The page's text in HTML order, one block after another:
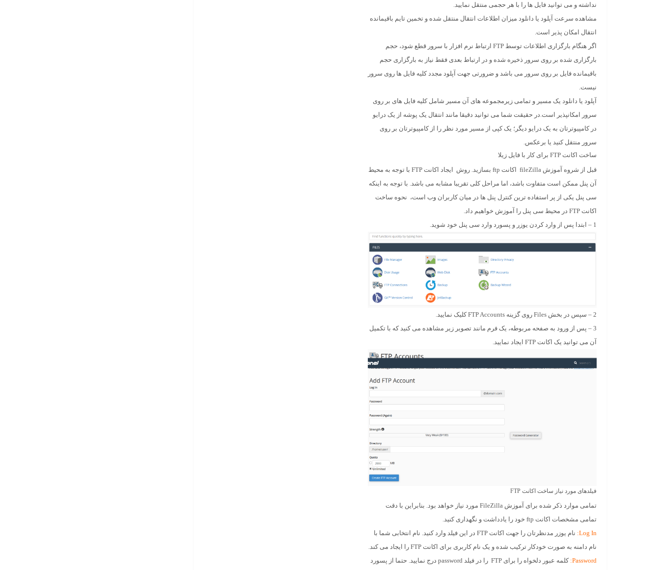
نداشته و می توانید فایل ها را با هر حجمی منتقل نمایید.
مشاهده سرعت آپلود یا دانلود میزان اطلاعات انتقال منتقل شده و تخمین تایم باقیمانده
انتقال امکان پذیر است.
اگر هنگام بارگزاری اطلاعات توسط FTP ارتباط نرم افزار با سرور قطع شود، حجم
بارگزاری شده بر روی سرور ذخیره شده و در ارتباط بعدی فقط نیاز به بارگزاری حجم
باقیمانده فایل بر روی سرور می باشد و ضرورتی جهت آپلود مجدد کلیه فایل ها روی سرور
نیست.
آپلود یا دانلود یک مسیر و تمامی زیرمجموعه های آن مسیر شامل کلیه فایل های بر روی
سرور امکانپذیر است.در حقیقت شما می توانید دقیقا مانند انتقال یک پوشه از یک درایو
در کامپیوترتان به یک درایو دیگر؛ یک کپی از مسیر مورد نظر را از کامپیوترتان بر روی
سرور منتقل کنید یا برعکس.
ساخت اکانت FTP برای کار با فایل زیلا
قبل از شروه آموزش fileZilla اکانت ftp بسازید. روش ایجاد اکانت FTP با توجه به محیط
آن پنل ممکن است متفاوت باشد، اما مراحل کلی تقریبا مشابه می باشد. با توجه به اینکه
سی پنل یکی از پر استفاده ترین کنترل پنل ها در میان کاربران وب است، نحوه ساخت
اکانت FTP در محیط سی پنل را آموزش خواهیم داد.
1 – ابتدا پس از وارد کردن یوزر و پسورد وارد سی پنل خود شوید.
2 – سپس در بخش Files روی گزینه FTP Accounts کلیک نمایید.
3 – پس از ورود به صفحه مربوطه، یک فرم مانند تصویر زیر مشاهده می کنید که با تکمیل
آن می توانید یک اکانت FTP ایجاد نمایید.
فیلدهای مورد نیاز ساخت اکانت FTP
تمامی موارد ذکر شده برای آموزش FileZilla مورد نیاز خواهد بود. بنابراین با دقت
تمامی مشخصات اکانت ftp خود را یادداشت و نگهداری کنید.
Log In:
نام یوزر مدنظرتان را جهت اکانت FTP در این فیلد وارد کنید. نام انتخابی شما با
نام دامنه به صورت خودکار ترکیب شده و یک نام کاربری برای اکانت FTP را ایجاد می کند.
Password
: کلمه عبور دلخواه را برای FTP را در فیلد password درج نمایید. حتما از پسورد